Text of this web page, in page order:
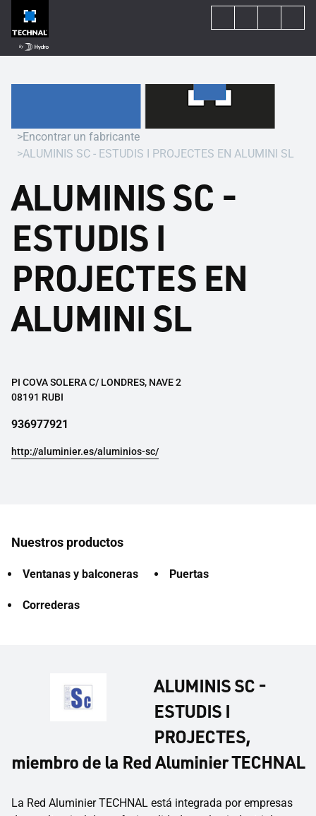
Encontrar un fabricante
ALUMINIS SC - ESTUDIS I PROJECTES EN ALUMINI SL
ALUMINIS SC -
ESTUDIS I
PROJECTES EN
ALUMINI SL
PI COVA SOLERA C/ LONDRES, NAVE 2
08191 RUBI
936977921
http://aluminier.es/aluminios-sc/
Nuestros productos
Ventanas y balconeras Puertas
Correderas
ALUMINIS SC -
ESTUDIS I
PROJECTES,
miembro de la Red Aluminier TECHNAL
La Red Aluminier TECHNAL está integrada por empresas